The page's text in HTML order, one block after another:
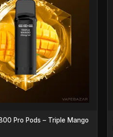
Pro Pods – Triple Mango